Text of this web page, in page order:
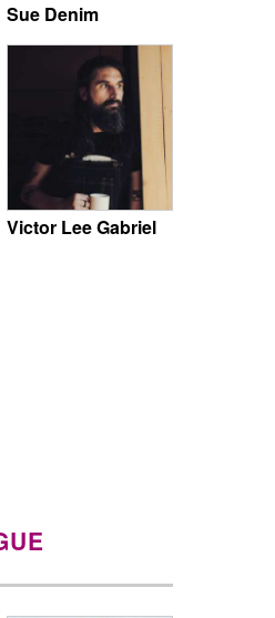
Sue Denim
Victor Lee Gabriel